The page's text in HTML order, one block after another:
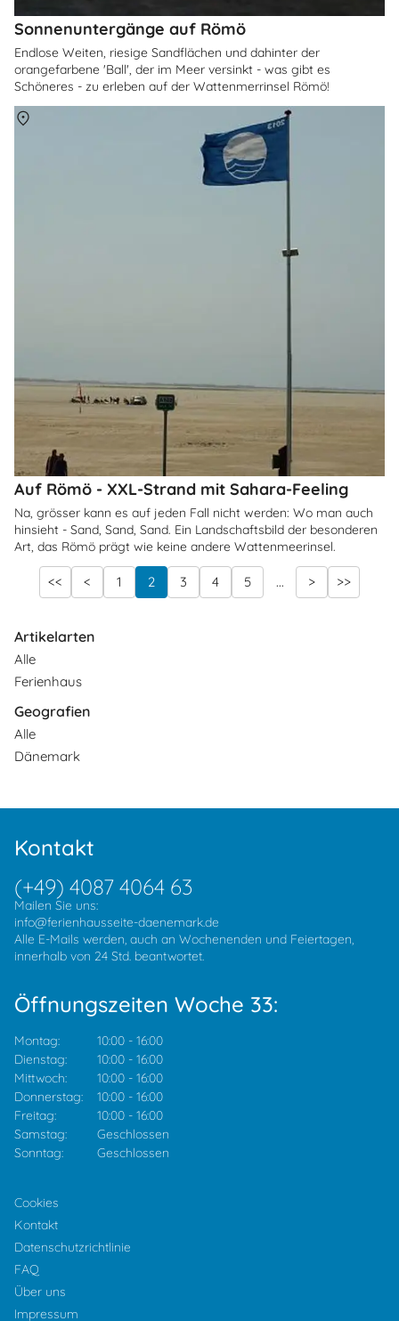
Sonnenuntergänge auf Römö
Endlose Weiten, riesige Sandflächen und dahinter der
orangefarbene 'Ball', der im Meer versinkt - was gibt es
Schöneres - zu erleben auf der Wattenmerrinsel Römö!
Auf Römö - XXL-Strand mit Sahara-Feeling
Na, grösser kann es auf jeden Fall nicht werden: Wo man auch
hinsieht - Sand, Sand, Sand. Ein Landschaftsbild der besonderen
Art, das Römö prägt wie keine andere Wattenmeerinsel.
<< < 1 2 3 4 5 ... > >>
Artikelarten
Alle
Ferienhaus
Geografien
Alle
Dänemark
Kontakt
(+49) 4087 4064 63
Mailen Sie uns:
info@ferienhausseite-daenemark.de
Alle E-Mails werden, auch an Wochenenden und Feiertagen,
innerhalb von 24 Std. beantwortet.
Öffnungszeiten Woche 33:
Montag: 10:00 - 16:00
Dienstag:
10:00 - 16:00
Mittwoch:
10:00 - 16:00
Donnerstag:
10:00 - 16:00
Freitag:
10:00 - 16:00
Samstag:
Geschlossen
Sonntag:
Geschlossen
Cookies
Kontakt
Datenschutzrichtlinie
FAQ
Über uns
Impressum